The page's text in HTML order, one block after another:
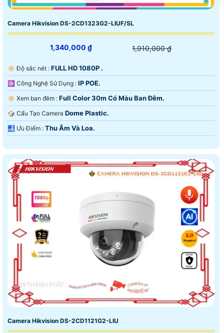
Camera Hikvision DS-2CD1323G2-LIUF/SL
1,340,000 ₫ 1,910,000 ₫
🔅 Độ sắc nét : FULL HD 1080P .
⚛️ Công Nghệ Sử Dụng : IP POE.
🔅 Xem ban đêm : Full Color 30m Có Màu Ban Ðêm.
🎲 Cấu Tạo Camera Dome Plastic.
️🛃 Ưu Điểm : Thu Âm Và Loa.
Camera Hikvision DS-2CD1121G2-LIU